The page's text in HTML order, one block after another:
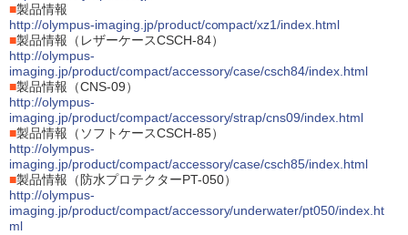
■製品情報
http://olympus-imaging.jp/product/compact/xz1/index.html
■製品情報（レザーケースCSCH-84）
http://olympus-
imaging.jp/product/compact/accessory/case/csch84/index.html
■製品情報（CNS-09）
http://olympus-
imaging.jp/product/compact/accessory/strap/cns09/index.html
■製品情報（ソフトケースCSCH-85）
http://olympus-
imaging.jp/product/compact/accessory/case/csch85/index.html
■製品情報（防水プロテクターPT-050）
http://olympus-
imaging.jp/product/compact/accessory/underwater/pt050/index.ht
ml